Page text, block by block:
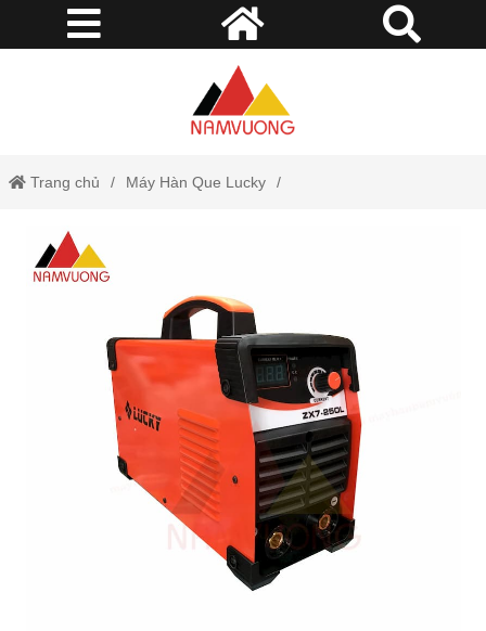
Trang chủ Máy Hàn Que Lucky
Máy Hàn Que ZX7-250L Lucky